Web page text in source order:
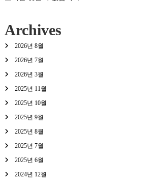
Archives
2026년 8월
2026년 7월
2026년 3월
2025년 11월
2025년 10월
2025년 9월
2025년 8월
2025년 7월
2025년 6월
2024년 12월